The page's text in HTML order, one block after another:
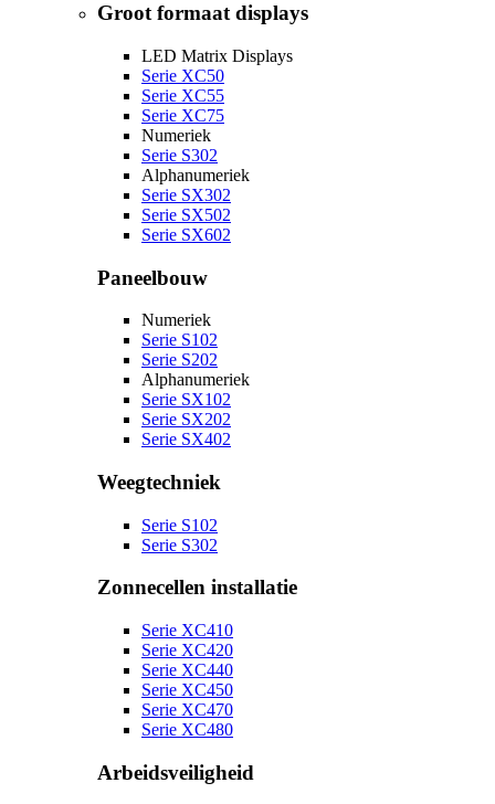
Groot formaat displays
LED Matrix Displays
Serie XC50
Serie XC55
Serie XC75
Numeriek
Serie S302
Alphanumeriek
Serie SX302
Serie SX502
Serie SX602
Paneelbouw
Numeriek
Serie S102
Serie S202
Alphanumeriek
Serie SX102
Serie SX202
Serie SX402
Weegtechniek
Serie S102
Serie S302
Zonnecellen installatie
Serie XC410
Serie XC420
Serie XC440
Serie XC450
Serie XC470
Serie XC480
Arbeidsveiligheid